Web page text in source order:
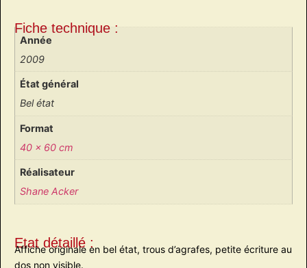
Fiche technique :
Année
2009
État général
Bel état
Format
40 x 60 cm
Réalisateur
Shane Acker
Etat détaillé :
Affiche originale en bel état, trous d’agrafes, petite écriture au
dos non visible.